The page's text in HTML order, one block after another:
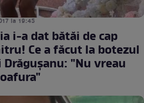
la 19:45
i-a dat bătăi de cap
Ce a făcut la botezul
"Nu vreau